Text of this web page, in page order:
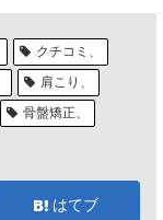
クチコミ、
肩こり、
骨盤矯正、
はてブ